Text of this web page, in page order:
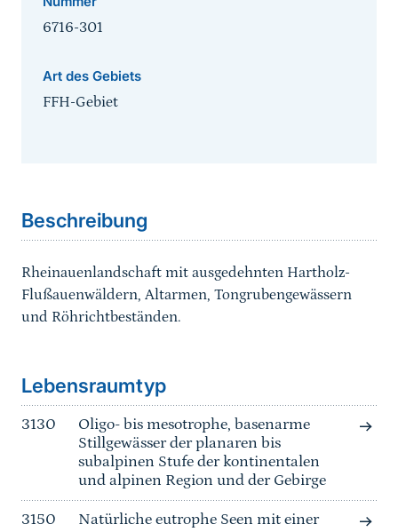
6716-301
Art des Gebiets
FFH-Gebiet
Beschreibung
Rheinauenlandschaft mit ausgedehnten Hartholz-
Flußauenwäldern, Altarmen, Tongrubengewässern
und Röhrichtbeständen.
Lebensraumtyp
3130
Oligo- bis mesotrophe, basenarme
Stillgewässer der planaren bis
subalpinen Stufe der kontinentalen
und alpinen Region und der Gebirge
3150
Natürliche eutrophe Seen mit einer